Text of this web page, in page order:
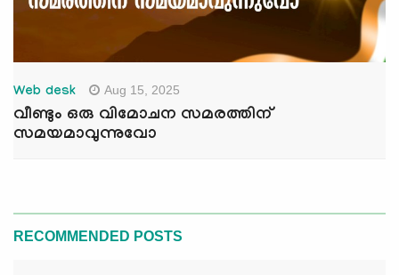
Web desk Aug 15, 2025
വീണ്ടും ഒരു വിമോചന സമരത്തിന്
സമയമാവുന്നുവോ
RECOMMENDED POSTS